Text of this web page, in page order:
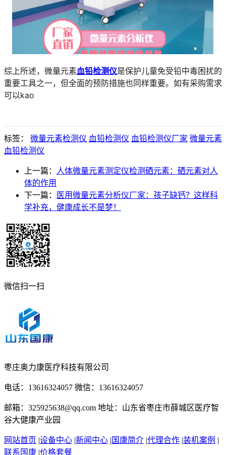
综上所述，微量元素血铅检测仪是保护儿童免受铅中毒困扰的
重要工具之一，但全面的预防措施也同样重要。如有采购需求
可以kao
标签： 微量元素检测仪 血铅检测仪 血铅检测仪厂家 微量元素
血铅检测仪
上一篇：
人体微量元素测定仪检测硒元素：硒元素对人
体的作用
下一篇：
医用微量元素分析仪厂家：孩子缺钙？这样科
学补充，健康成长不是梦！
微信扫一扫
枣庄奥力康医疗科技有限公司
电话：13616324057 微信：13616324057
邮箱：325925638@qq.com 地址：山东省枣庄市薛城区医疗智
谷大健康产业园
网站首页 |设备中心 |新闻中心 | 国康简介 |代理合作 |装机案例 |
联系国康 |价格套餐